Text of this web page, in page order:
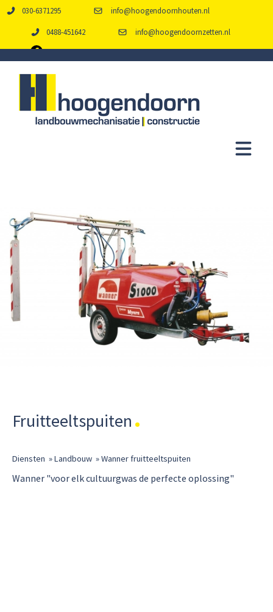
030-6371295 info@hoogendoornhouten.nl
0488-451642 info@hoogendoornzetten.nl
Fruitteeltspuiten
Diensten »Landbouw »Wanner fruitteeltspuiten
Wanner "voor elk cultuurgwas de perfecte oplossing"